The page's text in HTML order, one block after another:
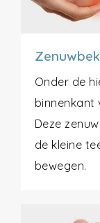
Onder de
binnenkant
Deze
de kleine
bewegen.